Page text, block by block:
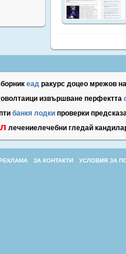
еад ракурс доцео мрежов
извършване перфектта
банкя лодки проверки
лечениелечебни гледай
ЗА КОНТАКТИ УСЛОВИЯ ЗА